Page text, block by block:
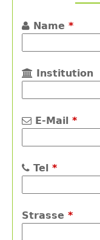
Name *
Institution
E-Mail *
Tel *
Strasse *